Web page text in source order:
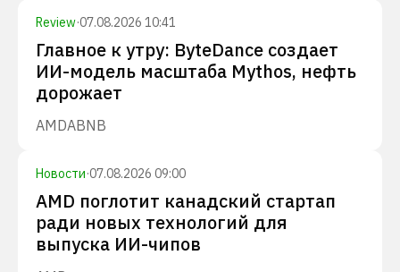
Review·07.08.2026 10:41
Главное к утру: ByteDance создает
ИИ-модель масштаба Mythos, нефть
дорожает
AMDABNB
Новости·07.08.2026 09:00
AMD поглотит канадский стартап
ради новых технологий для
выпуска ИИ-чипов